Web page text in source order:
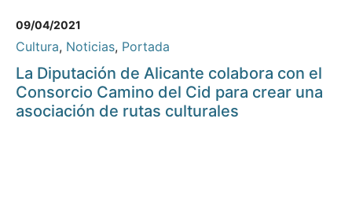
09/04/2021
Cultura, Noticias, Portada
La Diputación de Alicante colabora con el
Consorcio Camino del Cid para crear una
asociación de rutas culturales